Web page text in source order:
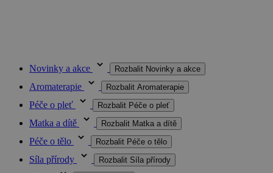
Novinky a akce Rozbalit Novinky a akce
Aromaterapie Rozbalit Aromaterapie
Péče o pleť Rozbalit Péče o pleť
Matka a dítě Rozbalit Matka a dítě
Péče o tělo Rozbalit Péče o tělo
Síla přírody Rozbalit Síla přírody